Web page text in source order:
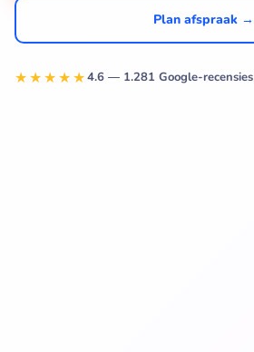
Plan afspraak →
★★★★★4.6 — 1.281 Google-recensies